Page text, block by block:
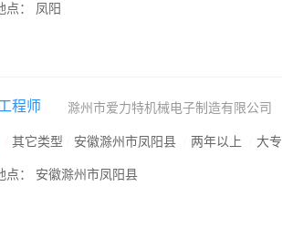
点： 凤阳
程师 滁州市爱力特机械电子制造有限公司
其它类型 安徽滁州市凤阳县 两年以上 大专
点： 安徽滁州市凤阳县